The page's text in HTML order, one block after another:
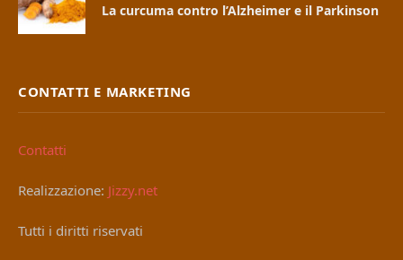
La curcuma contro l’Alzheimer e il Parkinson
CONTATTI E MARKETING
Contatti
Realizzazione: Jizzy.net
Tutti i diritti riservati